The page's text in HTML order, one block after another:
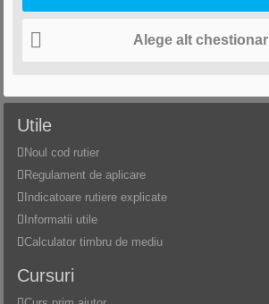
Alege alt chestionar
Utile
Noul cod rutier
Regulament de aplicare
Indicatoare rutiere explicate
Informatii utile
Calculator timbru de mediu
Cursuri